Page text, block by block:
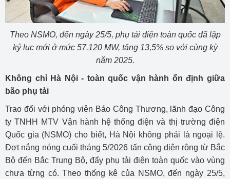
Theo NSMO, đến ngày 25/5, phụ tải điện toàn quốc đã lập
kỷ lục mới ở mức 57.120 MW, tăng 13,5% so với cùng kỳ
năm 2025.
Không chỉ Hà Nội - toàn quốc vận hành ổn định giữa
bão phụ tải
Trao đổi với phóng viên Báo Công Thương, lãnh đạo Công
ty TNHH MTV Vận hành hệ thống điện và thị trường điện
Quốc gia (NSMO) cho biết, Hà Nội không phải là ngoại lệ.
Đợt nắng nóng cuối tháng 5/2026 tấn công diện rộng từ Bắc
Bộ đến Bắc Trung Bộ, đẩy phụ tải điện toàn quốc vào vùng
chưa từng có. Theo thống kê của NSMO, đến ngày 25/5,